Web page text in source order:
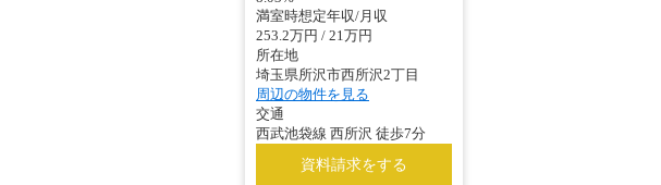
満室時想定年収/月収
253.2万円 / 21万円
所在地
埼玉県所沢市西所沢2丁目
周辺の物件を見る
交通
西武池袋線 西所沢 徒歩7分
資料請求をする